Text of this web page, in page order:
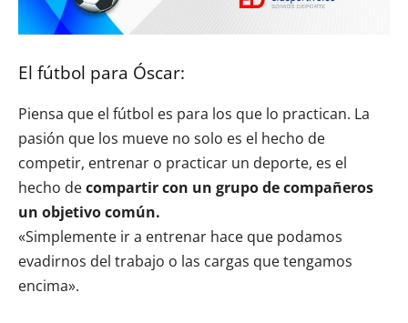
El fútbol para Óscar:
Piensa que el fútbol es para los que lo practican. La
pasión que los mueve no solo es el hecho de
competir, entrenar o practicar un deporte, es el
hecho decompartir con un grupo de compañeros
un objetivo común.
«Simplemente ir a entrenar hace que podamos
evadirnos del trabajo o las cargas que tengamos
encima».